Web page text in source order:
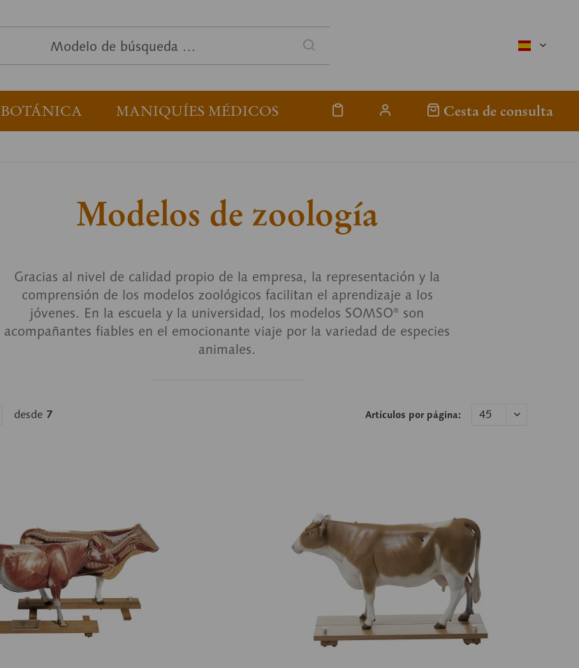
spanisch
BOTÁNICA MANIQUÍES MÉDICOS Cesta de consulta
Modelos de zoología
Gracias al nivel de calidad propio de la empresa, la representación y la
comprensión de los modelos zoológicos facilitan el aprendizaje a los
jóvenes. En la escuela y la universidad, los modelos SOMSO® son
acompañantes fiables en el emocionante viaje por la variedad de especies
animales.
desde 7 Artículos por página: